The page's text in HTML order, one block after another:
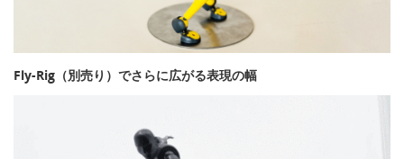
Fly-Rig（別売り）でさらに広がる表現の幅